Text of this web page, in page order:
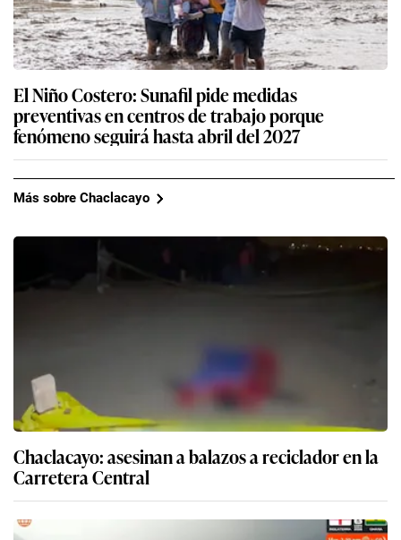
El Niño Costero: Sunafil pide medidas
preventivas en centros de trabajo porque
fenómeno seguirá hasta abril del 2027
Más sobre Chaclacayo
Chaclacayo: asesinan a balazos a reciclador en la
Carretera Central